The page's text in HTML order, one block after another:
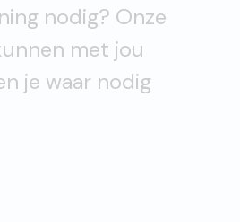
nodig? Onze
met jou
je waar nodig